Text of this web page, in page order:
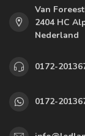
Van
2404 HC
Nederland
0172-
0172-